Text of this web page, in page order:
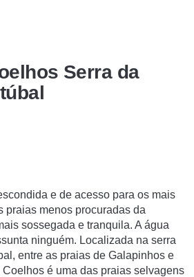
Serra da
e de acesso para os mais
praias menos procuradas da
sossegada e tranquila. A água
ninguém. Localizada na serra
entre as praias de Galapinhos e
é uma das praias selvagens